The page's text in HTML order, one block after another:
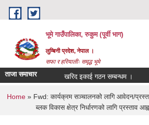
Skip to main content
भूमे गाउँपालिका, रुकुम (पूर्वी भाग)
लुम्बिनी प्रदेश, नेपाल ।
सफा र हरियालीः समृद्ध भूमे
ताजा समाचार खरिद इकाई गठन सम्बन्धम ।
You are here
Home» Fwd: कार्यक्रम सञ्चालनको लागि आवेदन/
ब्लक विकास क्षेत्र निर्धारणको लागि प्रस्ताव